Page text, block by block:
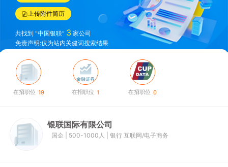
上传附件简历
共找到 “中国银联” 3 家公司
免责声明:仅为站内关健词搜索结果
在招职位 19 在招职位 1 在招职位 0
银联国际有限公司
国企 500-1000人 银行 互联网/电子商务